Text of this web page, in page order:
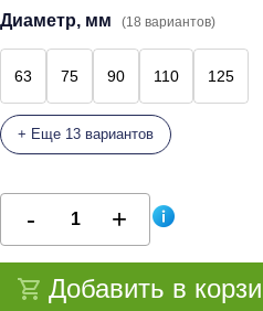
Диаметр, мм (18 вариантов)
63 75 90 110 125
+ Еще 13 вариантов
Добавить в